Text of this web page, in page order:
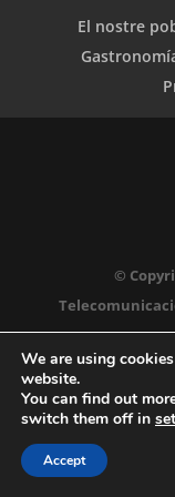
El nostre
©
We are using
website.
You can find out
switch them off in
Accept